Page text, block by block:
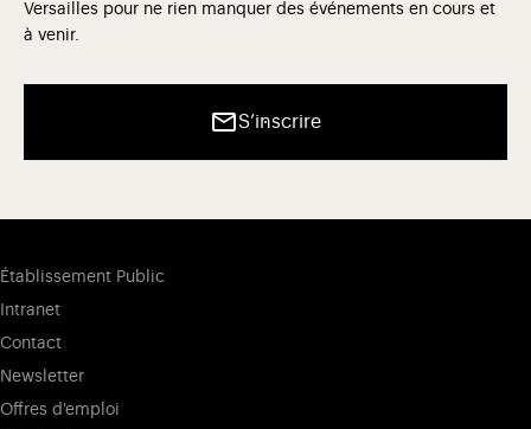
Versailles pour ne rien manquer des événements en cours et
à venir.
S’inscrire
Établissement Public
Intranet
Contact
Newsletter
Offres d'emploi